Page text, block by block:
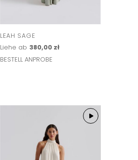
LEAH SAGE
Liehe ab 380,00 zł
BESTELL ANPROBE